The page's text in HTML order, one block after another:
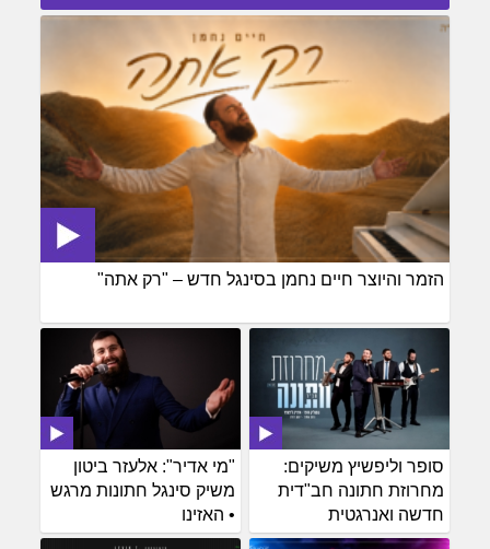
הזמר והיוצר חיים נחמן בסינגל חדש – "רק אתה"
"מי אדיר": אלעזר ביטון
משיק סינגל חתונות מרגש
• האזינו
סופר וליפשיץ משיקים:
מחרוזת חתונה חב"דית
חדשה ואנרגטית